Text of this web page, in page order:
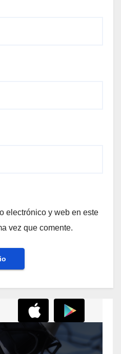
electrónico y web en este
vez que comente.